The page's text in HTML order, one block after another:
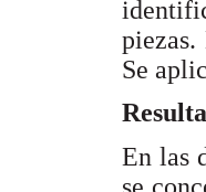
Se
En las